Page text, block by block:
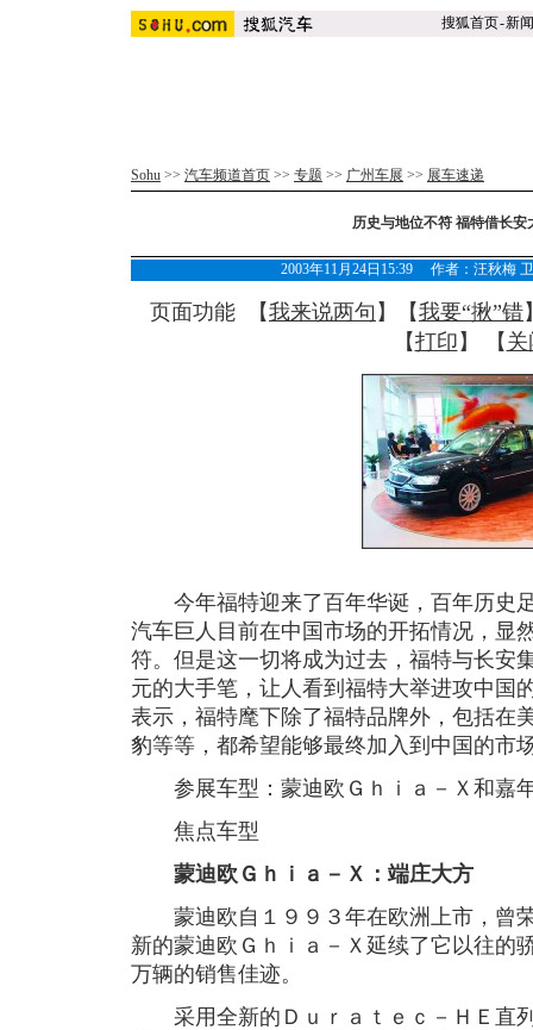
搜狐首页-新闻
Sohu >> 汽车频道首页 >> 专题 >> 广州车展 >> 展车速递
历史与地位不符 福特借长安
2003年11月24日15:39 作者：汪秋梅
页面功能 【我来说两句 】【我要“揪”错
【打印 】 【 关
今年福特迎来了百年华诞，百年历史
汽车巨人目前在中国市场的开拓情况，显
符。但是这一切将成为过去，福特与长安
元的大手笔，让人看到福特大举进攻中国
表示，福特麾下除了福特品牌外，包括在
豹等等，都希望能够最终加入到中国的市
参展车型：蒙迪欧Ｇｈｉａ－Ｘ和嘉
焦点车型
蒙迪欧Ｇｈｉａ－Ｘ：端庄大方
蒙迪欧自１９９３年在欧洲上市，曾
新的蒙迪欧Ｇｈｉａ－Ｘ延续了它以往的
万辆的销售佳迹。
采用全新的Ｄｕｒａｔｅｃ－ＨＥ直